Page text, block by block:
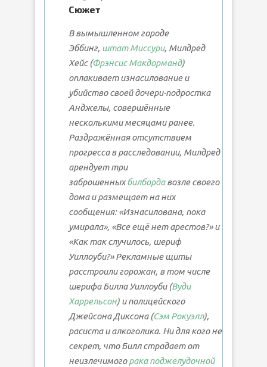
Сюжет
В вымышленном городе
Эббинг, штат Миссури, Милдред
Хейс (Фрэнсис Макдорманд)
оплакивает изнасилование и
убийство своей дочери-подростка
Анджелы, совершённые
несколькими месяцами ранее.
Раздражённая отсутствием
прогресса в расследовании, Милдред
арендует три
заброшенныхбилбордавозле своего
дома и размещает на них
сообщения: «Изнасилована, пока
умирала», «Все ещё нет арестов?» и
«Как так случилось, шериф
Уиллоуби?» Рекламные щиты
расстроили горожан, в том числе
шерифа Билла Уиллоуби (Вуди
Харрельсон) и полицейского
Джейсона Диксона (Сэм Рокуэлл),
расиста и алкоголика. Ни для кого не
секрет, что Билл страдает от
неизлечимогорака поджелудочной